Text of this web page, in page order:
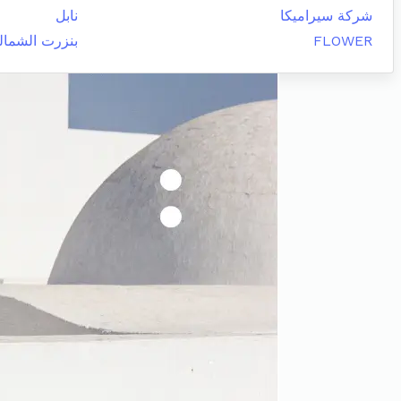
شركة سيراميكا
نابل
FLOWER
بنزرت